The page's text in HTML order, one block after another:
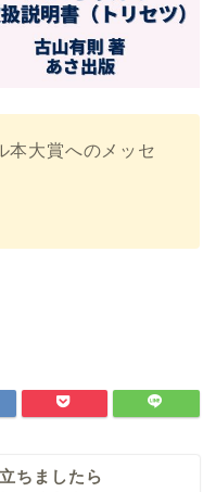
本大賞へのメッセ
ちましたら